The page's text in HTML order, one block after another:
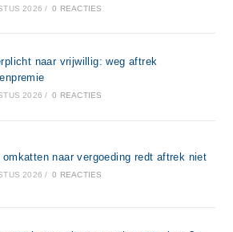
2026 / 0 REACTIES
naar vrijwillig: weg aftrek
2026 / 0 REACTIES
omkatten naar vergoeding redt aftrek niet
2026 / 0 REACTIES